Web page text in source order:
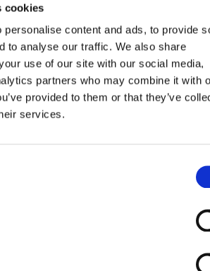
cookies
personalise content and ads, to provide
to analyse our traffic. We also share
use of our site with our social media,
partners who may combine it with
provided to them or that they’ve
services.
benodigdheden